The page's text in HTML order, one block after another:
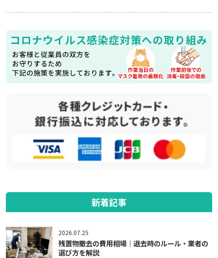
新着記事
2026.07.25
残置物撤去の費用相場｜退去時のルール・業者の
選び方を解説